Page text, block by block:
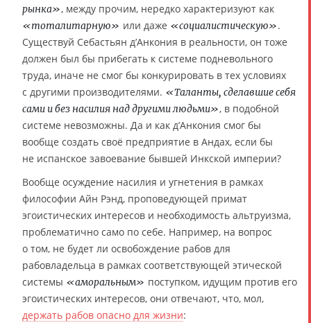
рынка», между прочим, нередко характеризуют как
«тоталитарную» или даже «социалистическую».
Существуй Себастьян д’Анкония в реальности, он тоже
должен был бы прибегать к системе подневольного
труда, иначе не смог бы конкурировать в тех условиях
с другими производителями. «Таланты, сделавшие себя
сами и без насилия над другими людьми», в подобной
системе невозможны. Да и как д’Анкония смог бы
вообще создать своё предприятие в Андах, если бы
не испанское завоевание бывшей Инкской империи?
Вообще осуждение насилия и угнетения в рамках
философии Айн Рэнд, проповедующей примат
эгоистических интересов и необходимость альтруизма,
проблематично само по себе. Например, на вопрос
о том, не будет ли освобождение рабов для
рабовладельца в рамках соответствующей этической
системы «аморальным» поступком, идущим против его
эгоистических интересов, они отвечают, что, мол,
держать рабов опасно для жизни: